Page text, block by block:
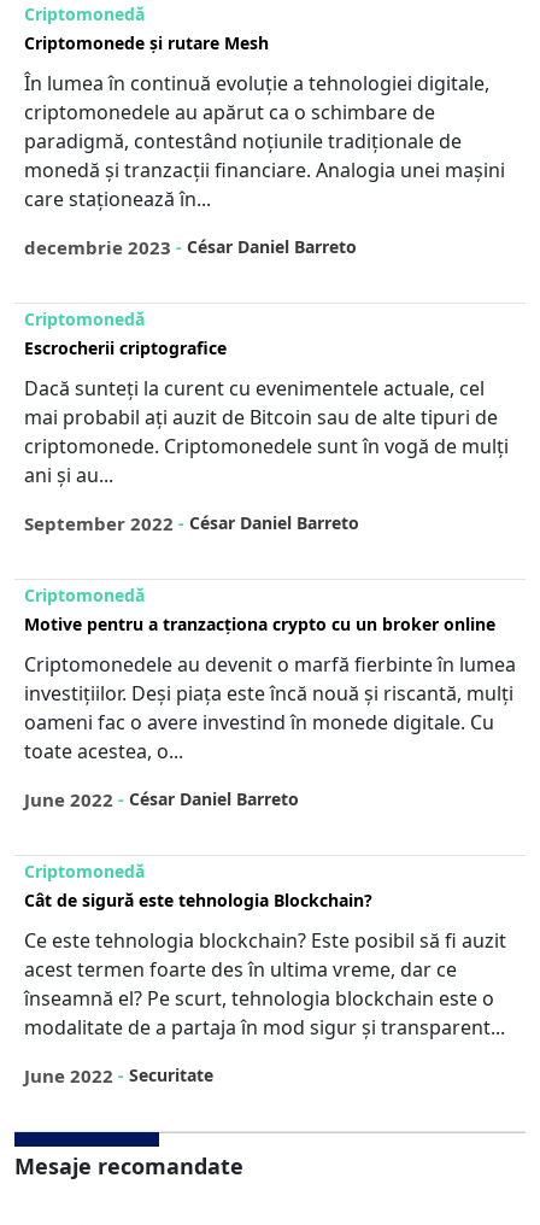
Criptomonedă
Criptomonede și rutare Mesh
În lumea în continuă evoluție a tehnologiei digitale,
criptomonedele au apărut ca o schimbare de
paradigmă, contestând noțiunile tradiționale de
monedă și tranzacții financiare. Analogia unei mașini
care staționează în...
decembrie 2023 - César Daniel Barreto
Criptomonedă
Escrocherii criptografice
Dacă sunteți la curent cu evenimentele actuale, cel
mai probabil ați auzit de Bitcoin sau de alte tipuri de
criptomonede. Criptomonedele sunt în vogă de mulți
ani și au...
September 2022 - César Daniel Barreto
Criptomonedă
Motive pentru a tranzacționa crypto cu un broker online
Criptomonedele au devenit o marfă fierbinte în lumea
investițiilor. Deși piața este încă nouă și riscantă, mulți
oameni fac o avere investind în monede digitale. Cu
toate acestea, o...
June 2022 - César Daniel Barreto
Criptomonedă
Cât de sigură este tehnologia Blockchain?
Ce este tehnologia blockchain? Este posibil să fi auzit
acest termen foarte des în ultima vreme, dar ce
înseamnă el? Pe scurt, tehnologia blockchain este o
modalitate de a partaja în mod sigur și transparent...
June 2022 - Securitate
Mesaje recomandate